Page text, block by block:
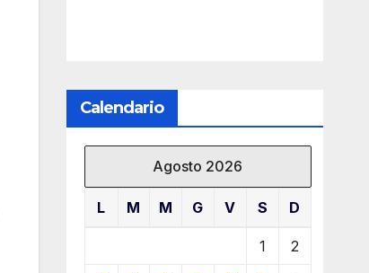
Calendario
Agosto 2026
L M M G V S D
1 2